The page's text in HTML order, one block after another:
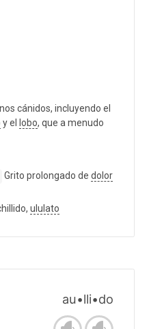
cánidos, incluyendo el
y el lobo, que a menudo
Grito prolongado de dolor
ululato
au•lli•do